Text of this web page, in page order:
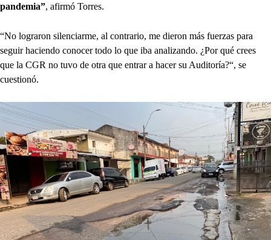
pandemia”, afirmó Torres.
“No lograron silenciarme, al contrario, me dieron más fuerzas para
seguir haciendo conocer todo lo que iba analizando. ¿Por qué crees
que la CGR no tuvo de otra que entrar a hacer su Auditoría?“, se
cuestionó.